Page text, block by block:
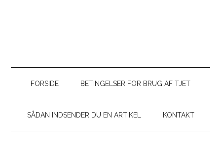
FORSIDE BETINGELSER FOR BRUG AF TJET
SÅDAN INDSENDER DU EN ARTIKEL KONTAKT